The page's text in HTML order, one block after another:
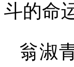
斗的命
翁淑